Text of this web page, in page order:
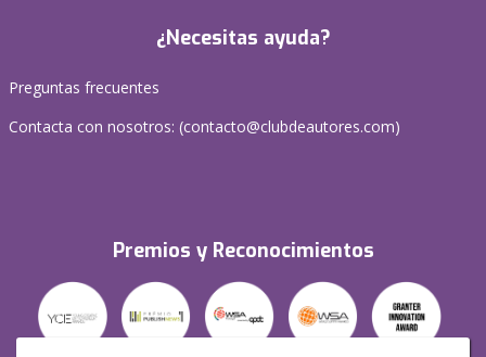
¿Necesitas ayuda?
Preguntas frecuentes
Contacta con nosotros: (contacto@clubdeautores.com)
Premios y Reconocimientos